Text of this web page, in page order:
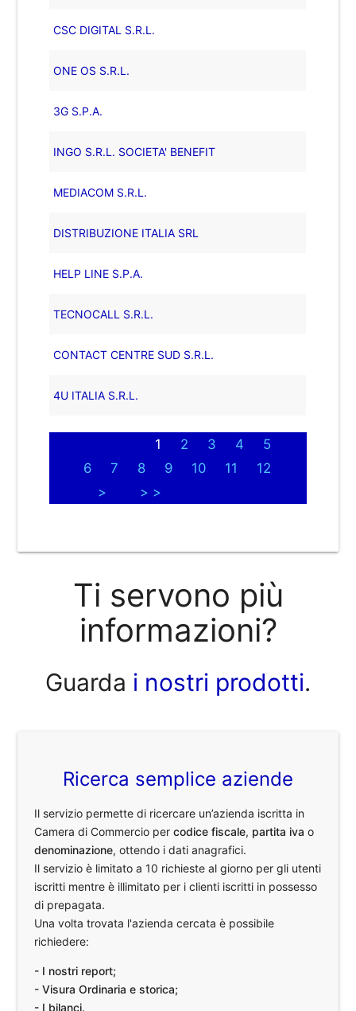
CSC DIGITAL S.R.L.
ONE OS S.R.L.
3G S.P.A.
INGO S.R.L. SOCIETA' BENEFIT
MEDIACOM S.R.L.
DISTRIBUZIONE ITALIA SRL
HELP LINE S.P.A.
TECNOCALL S.R.L.
CONTACT CENTRE SUD S.R.L.
4U ITALIA S.R.L.
1 2 3 4
5
6
7 8 9 10 11
12
>
> >
Ti servono più
informazioni?
Guarda i nostri prodotti.
Ricerca semplice aziende
Il servizio permette di ricercare un’azienda iscritta in
Camera di Commercio percodice fiscale, partita iva o
denominazione, ottendo i dati anagrafici.
Il servizio è limitato a 10 richieste al giorno per gli utenti
iscritti mentre è illimitato per i clienti iscritti in possesso
di prepagata.
Una volta trovata l'azienda cercata è possibile
richiedere:
- I nostri report;
- Visura Ordinaria e storica;
- I bilanci.